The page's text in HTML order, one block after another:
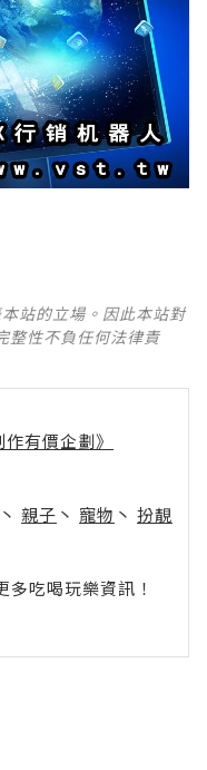
站的立場。因此本站對
整性不負任何法律責
有價企劃》
丶 親子 丶 寵物 丶 扮靚
吃喝玩樂資訊！